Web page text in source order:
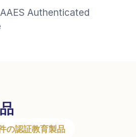
Authenticated
の認証教育製品